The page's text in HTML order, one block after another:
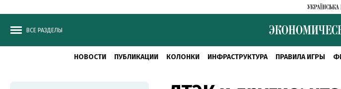
ВСЕ РАЗДЕЛЫ
НОВОСТИ ПУБЛИКАЦИИ КОЛОНКИ ИНФРАСТРУКТУРА ПРАВИЛА ИГРЫ